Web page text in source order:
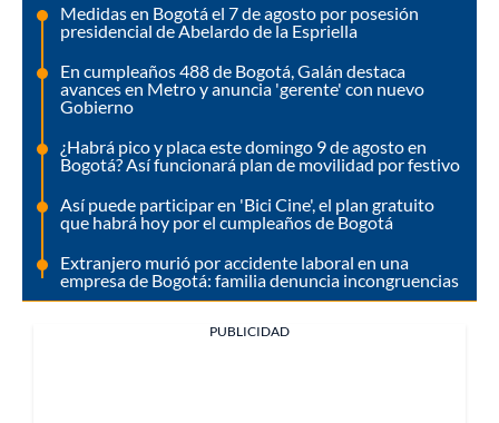
Medidas en Bogotá el 7 de agosto por posesión
presidencial de Abelardo de la Espriella
En cumpleaños 488 de Bogotá, Galán destaca
avances en Metro y anuncia 'gerente' con nuevo
Gobierno
¿Habrá pico y placa este domingo 9 de agosto en
Bogotá? Así funcionará plan de movilidad por festivo
Así puede participar en 'Bici Cine', el plan gratuito
que habrá hoy por el cumpleaños de Bogotá
Extranjero murió por accidente laboral en una
empresa de Bogotá: familia denuncia incongruencias
PUBLICIDAD